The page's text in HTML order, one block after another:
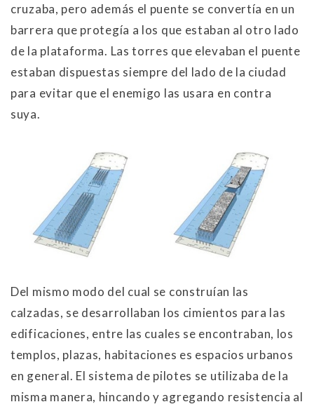
cruzaba, pero además el puente se convertía en un
barrera que protegía a los que estaban al otro lado
de la plataforma. Las torres que elevaban el puente
estaban dispuestas siempre del lado de la ciudad
para evitar que el enemigo las usara en contra
suya.
Del mismo modo del cual se construían las
calzadas, se desarrollaban los cimientos para las
edificaciones, entre las cuales se encontraban, los
templos, plazas, habitaciones es espacios urbanos
en general. El sistema de pilotes se utilizaba de la
misma manera, hincando y agregando resistencia al